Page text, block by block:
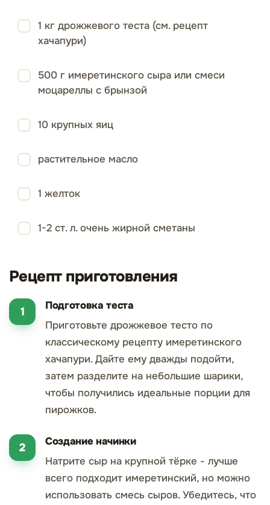
1 кг дрожжевого теста (см. рецепт
хачапури)
500 г имеретинского сыра или смеси
моцареллы с брынзой
10 крупных яиц
растительное масло
1 желток
1-2 ст. л. очень жирной сметаны
Рецепт приготовления
Подготовка теста
Приготовьте дрожжевое тесто по
классическому рецепту имеретинского
хачапури. Дайте ему дважды подойти,
затем разделите на небольшие шарики,
чтобы получились идеальные порции для
пирожков.
Создание начинки
Натрите сыр на крупной тёрке - лучше
всего подходит имеретинский, но можно
использовать смесь сыров. Убедитесь, что